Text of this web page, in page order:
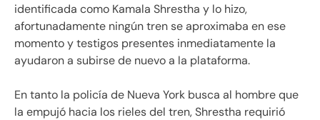
identificada como Kamala Shrestha y lo hizo,
afortunadamente ningún tren se aproximaba en ese
momento y testigos presentes inmediatamente la
ayudaron a subirse de nuevo a la plataforma.
En tanto la policía de Nueva York busca al hombre que
la empujó hacia los rieles del tren, Shrestha requirió